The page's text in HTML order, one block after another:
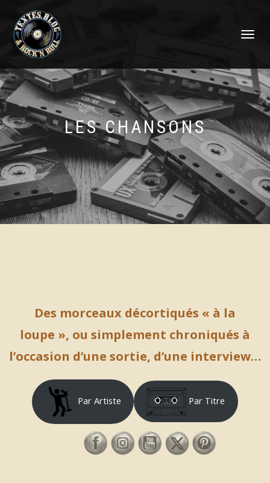
DÉPLIER
LES CHANSONS
Des morceaux décortiqués « à la
loupe », ou simplement chroniqués à
l’occasion d’une sortie, d’une interview…
Par Artiste Par Titre